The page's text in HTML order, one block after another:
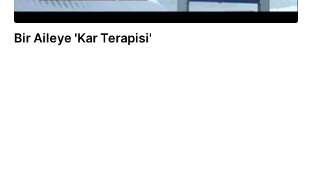
Bir Aileye 'Kar Terapisi'